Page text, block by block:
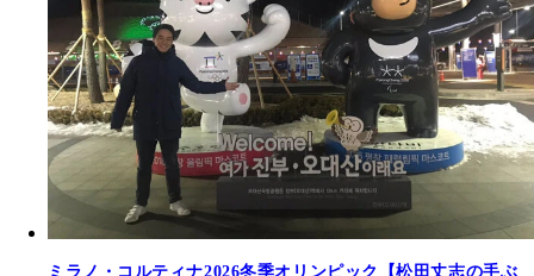
ミラノ・コルティナ2026冬季オリンピック【松田丈志の手ぶ